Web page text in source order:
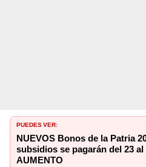
PUEDES VER:
NUEVOS Bonos de la Patria
subsidios se pagarán del 23 al
AUMENTO